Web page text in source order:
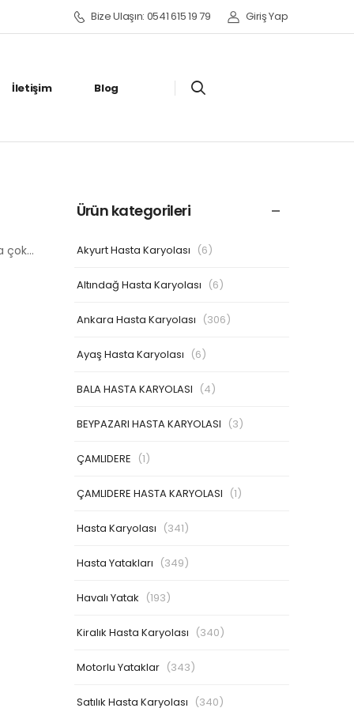
Bize Ulaşın: 0541 615 19 79 Giriş Yap
İletişim Blog
çok…
Ürün kategorileri
Akyurt Hasta Karyolası (6)
Altındağ Hasta Karyolası (6)
Ankara Hasta Karyolası (306)
Ayaş Hasta Karyolası (6)
BALA HASTA KARYOLASI (4)
BEYPAZARI HASTA KARYOLASI (3)
ÇAMLIDERE (1)
ÇAMLIDERE HASTA KARYOLASI (1)
Hasta Karyolası (341)
Hasta Yatakları (349)
Havalı Yatak (193)
Kiralık Hasta Karyolası (340)
Motorlu Yataklar (343)
Satılık Hasta Karyolası (340)